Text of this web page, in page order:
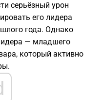
серьёзный урон
его лидера
года. Однако
— младшего
который активно